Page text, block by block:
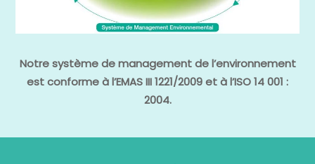
Notre système de management de l’environnement
est conforme à l’EMAS III 1221/2009 et à l’ISO 14 001 :
2004.